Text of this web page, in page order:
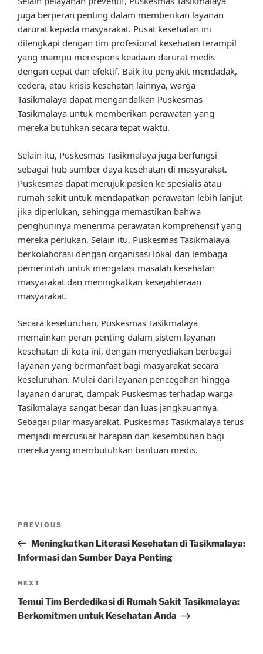
juga berperan penting dalam memberikan layanan
darurat kepada masyarakat. Pusat kesehatan ini
dilengkapi dengan tim profesional kesehatan terampil
yang mampu merespons keadaan darurat medis
dengan cepat dan efektif. Baik itu penyakit mendadak,
cedera, atau krisis kesehatan lainnya, warga
Tasikmalaya dapat mengandalkan Puskesmas
Tasikmalaya untuk memberikan perawatan yang
mereka butuhkan secara tepat waktu.
Selain itu, Puskesmas Tasikmalaya juga berfungsi
sebagai hub sumber daya kesehatan di masyarakat.
Puskesmas dapat merujuk pasien ke spesialis atau
rumah sakit untuk mendapatkan perawatan lebih lanjut
jika diperlukan, sehingga memastikan bahwa
penghuninya menerima perawatan komprehensif yang
mereka perlukan. Selain itu, Puskesmas Tasikmalaya
berkolaborasi dengan organisasi lokal dan lembaga
pemerintah untuk mengatasi masalah kesehatan
masyarakat dan meningkatkan kesejahteraan
masyarakat.
Secara keseluruhan, Puskesmas Tasikmalaya
memainkan peran penting dalam sistem layanan
kesehatan di kota ini, dengan menyediakan berbagai
layanan yang bermanfaat bagi masyarakat secara
keseluruhan. Mulai dari layanan pencegahan hingga
layanan darurat, dampak Puskesmas terhadap warga
Tasikmalaya sangat besar dan luas jangkauannya.
Sebagai pilar masyarakat, Puskesmas Tasikmalaya terus
menjadi mercusuar harapan dan kesembuhan bagi
mereka yang membutuhkan bantuan medis.
Previous
Post
PREVIOUS
Meningkatkan Literasi Kesehatan di Tasikmalaya:
Informasi dan Sumber Daya Penting
Next
Post
NEXT
Temui Tim Berdedikasi di Rumah Sakit Tasikmalaya:
Berkomitmen untuk Kesehatan Anda